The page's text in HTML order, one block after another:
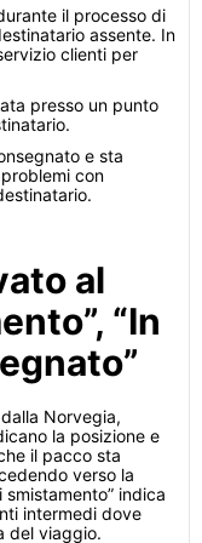
il processo di
assente. In
clienti per
presso un punto
e sta
con
al
“In
Norvegia,
la posizione e
il pacco sta
verso la
indica
intermedi dove
del viaggio.